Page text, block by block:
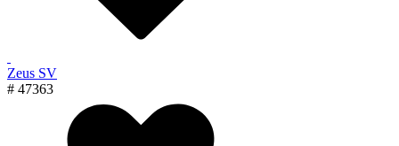
Zeus SV
# 47363